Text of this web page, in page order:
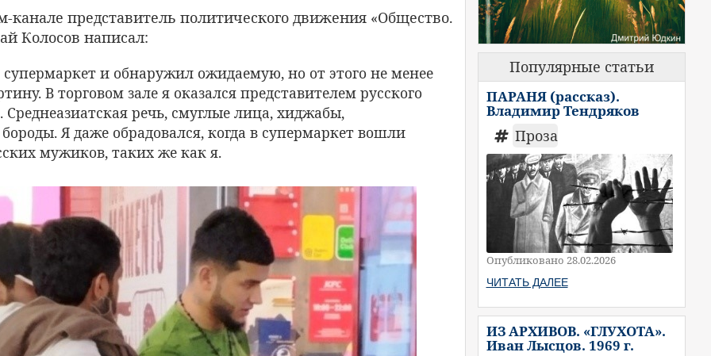
канале представитель политического движения «Общество.
Колосов написал:
супермаркет и обнаружил ожидаемую, но от этого не менее
В торговом зале я оказался представителем русского
речь, смуглые лица, хиджабы,
Я даже обрадовался, когда в супермаркет вошли
мужиков, таких же как я.
Популярные статьи
ПАРАНЯ (рассказ).
Владимир Тендряков
Проза
Опубликовано 28.02.2026
ЧИТАТЬ ДАЛЕЕ
ИЗ АРХИВОВ. «ГЛУХОТА».
Иван Лысцов. 1969 г.